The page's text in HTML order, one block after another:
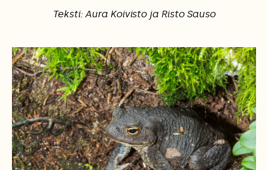
Teksti: Aura Koivisto ja Risto Sauso